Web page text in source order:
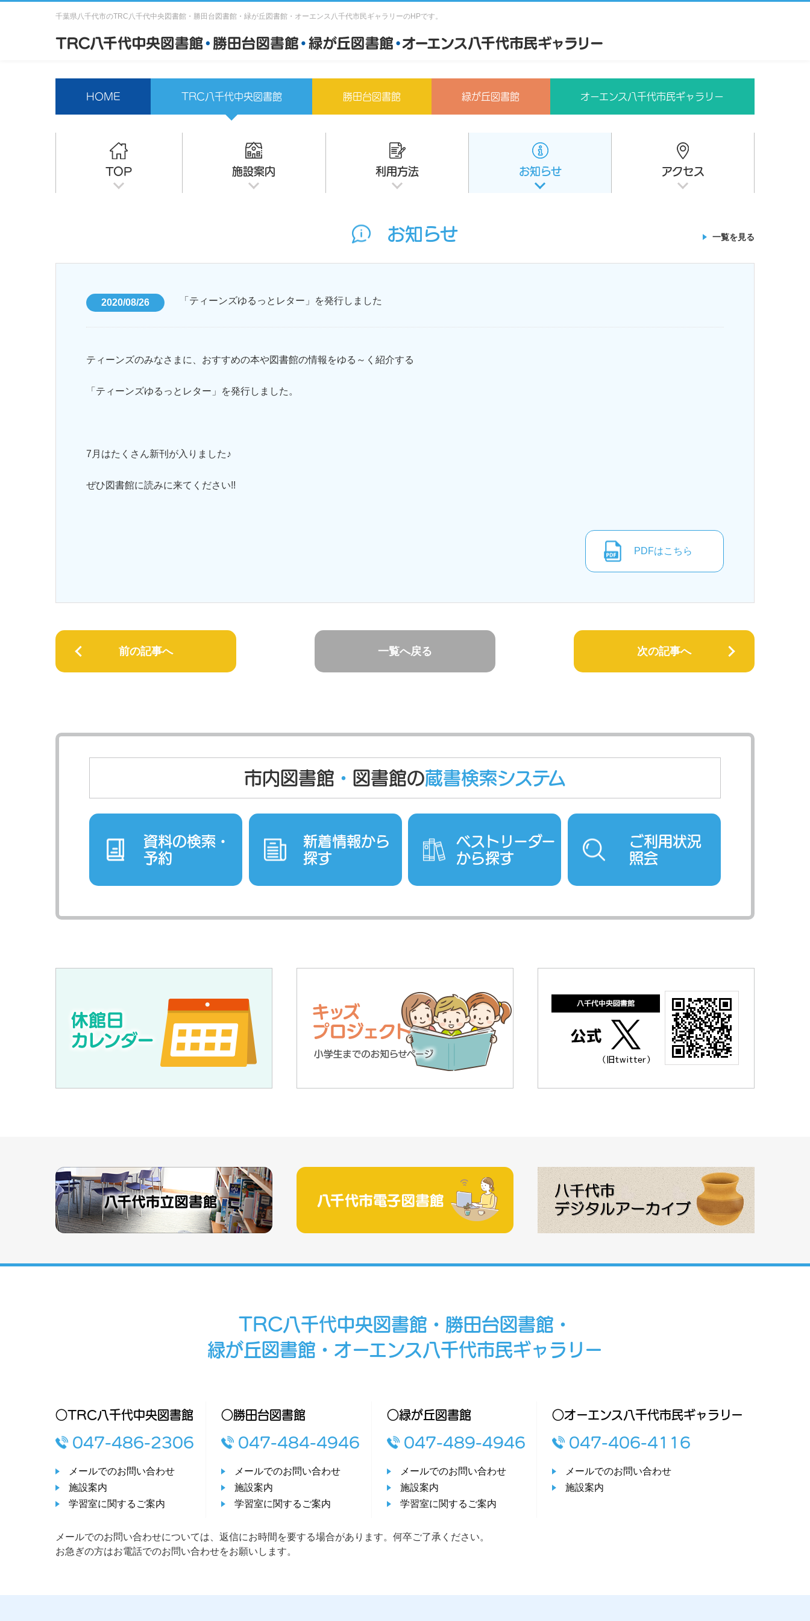
千葉県八千代市のTRC八千代中央図書館・勝田台図書館・緑が丘図書館・オーエンス八千代市民ギャラリーのHPです。
HOME TRC八千代中央図書館 勝田台図書館 緑が丘図書館 オーエンス八千代市民ギャラリー
TOP 施設案内 利用方法 お知らせ アクセス
お知らせ 一覧を見る
2020/08/26 「ティーンズゆるっとレター」を発行しました
ティーンズのみなさまに、おすすめの本や図書館の情報をゆる～く紹介する
「ティーンズゆるっとレター」を発行しました。
7月はたくさん新刊が入りました♪
ぜひ図書館に読みに来てください!!
PDFはこちら
前の記事へ 一覧へ戻る 次の記事へ
市内図書館 ・ 図書館の蔵書検索システム
資料の検索・
予約
新着情報から
探す
ベストリーダー
から探す
ご利用状況
照会
TRC八千代中央図書館・勝田台図書館・
緑が丘図書館・オーエンス八千代市民ギャラリー
○TRC八千代中央図書館
047-486-2306
メールでのお問い合わせ
施設案内
学習室に関するご案内
○勝田台図書館
047-484-4946
メールでのお問い合わせ
施設案内
学習室に関するご案内
○緑が丘図書館
047-489-4946
メールでのお問い合わせ
施設案内
学習室に関するご案内
○オーエンス八千代市民ギャラリー
047-406-4116
メールでのお問い合わせ
施設案内
メールでのお問い合わせについては、返信にお時間を要する場合があります。何卒ご了承ください。
お急ぎの方はお電話でのお問い合わせをお願いします。